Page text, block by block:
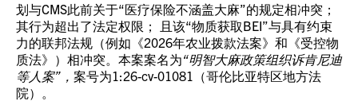
划与CMS此前关于“医疗保险不涵盖大麻”的规定相冲突；
其行为超出了法定权限； 且该“物质获取BEI”与具有约束
力的联邦法规（例如《2026年农业拨款法案》和《受控物
质法》）相冲突。本案案名为“明智大麻政策组织诉肯尼迪
等人案”， 案号为1:26-cv-01081（哥伦比亚特区地方法
院）。